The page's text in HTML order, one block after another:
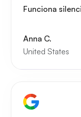
Funciona
Anna C.
United States